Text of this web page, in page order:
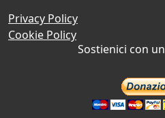
Privacy Policy
Cookie Policy
Sostienici con